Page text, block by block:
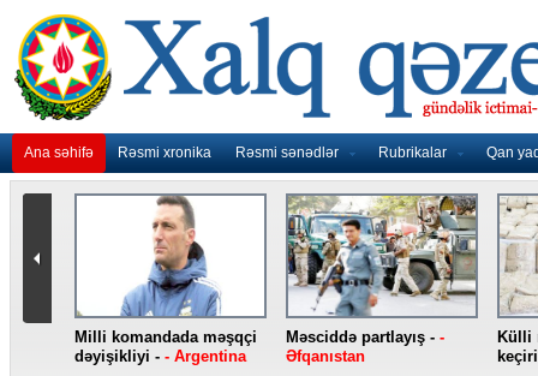
Ana səhifə Rəsmi xronika Rəsmi sənədlər Rubrikalar Qan
Milli komandada məşqçi
dəyişikliyi - - Argentina
Məsciddə partlayış - -
Əfqanıstan
Külli